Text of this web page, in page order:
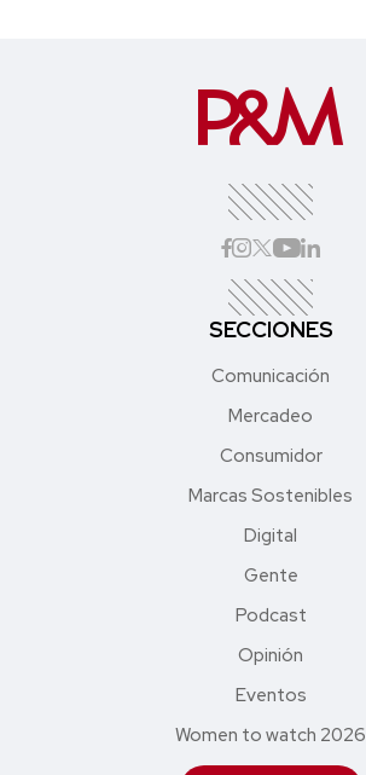
SECCIONES
Comunicación
Mercadeo
Consumidor
Marcas Sostenibles
Digital
Gente
Podcast
Opinión
Eventos
Women to watch 2026